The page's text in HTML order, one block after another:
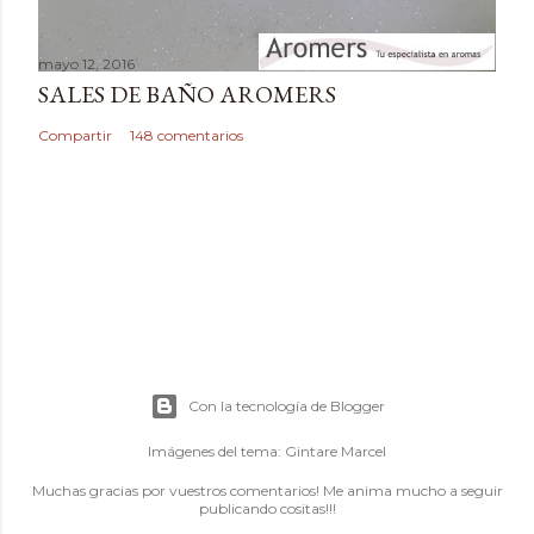
mayo 12, 2016
SALES DE BAÑO AROMERS
Compartir 148 comentarios
Con la tecnología de Blogger
Imágenes del tema: Gintare Marcel
Muchas gracias por vuestros comentarios! Me anima mucho a seguir
publicando cositas!!!